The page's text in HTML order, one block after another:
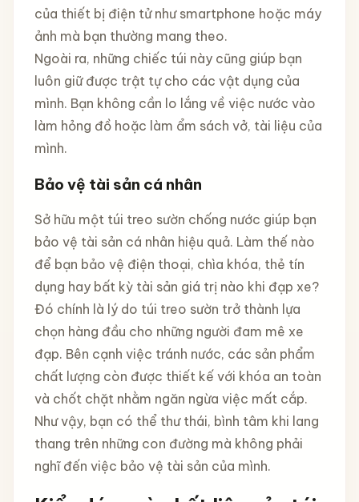
của thiết bị điện tử như smartphone hoặc máy
ảnh mà bạn thường mang theo.
Ngoài ra, những chiếc túi này cũng giúp bạn
luôn giữ được trật tự cho các vật dụng của
mình. Bạn không cần lo lắng về việc nước vào
làm hỏng đồ hoặc làm ẩm sách vở, tài liệu của
mình.
Bảo vệ tài sản cá nhân
Sở hữu một túi treo sườn chống nước giúp bạn
bảo vệ tài sản cá nhân hiệu quả. Làm thế nào
để bạn bảo vệ điện thoại, chìa khóa, thẻ tín
dụng hay bất kỳ tài sản giá trị nào khi đạp xe?
Đó chính là lý do túi treo sườn trở thành lựa
chọn hàng đầu cho những người đam mê xe
đạp. Bên cạnh việc tránh nước, các sản phẩm
chất lượng còn được thiết kế với khóa an toàn
và chốt chặt nhằm ngăn ngừa việc mất cắp.
Như vậy, bạn có thể thư thái, bình tâm khi lang
thang trên những con đường mà không phải
nghĩ đến việc bảo vệ tài sản của mình.